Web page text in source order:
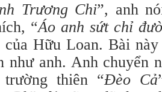
Trương Chi”, anh
“Áo anh sứt chỉ
của Hữu Loan. Bài
như anh. Anh chuyển
thiên “Đèo Cả